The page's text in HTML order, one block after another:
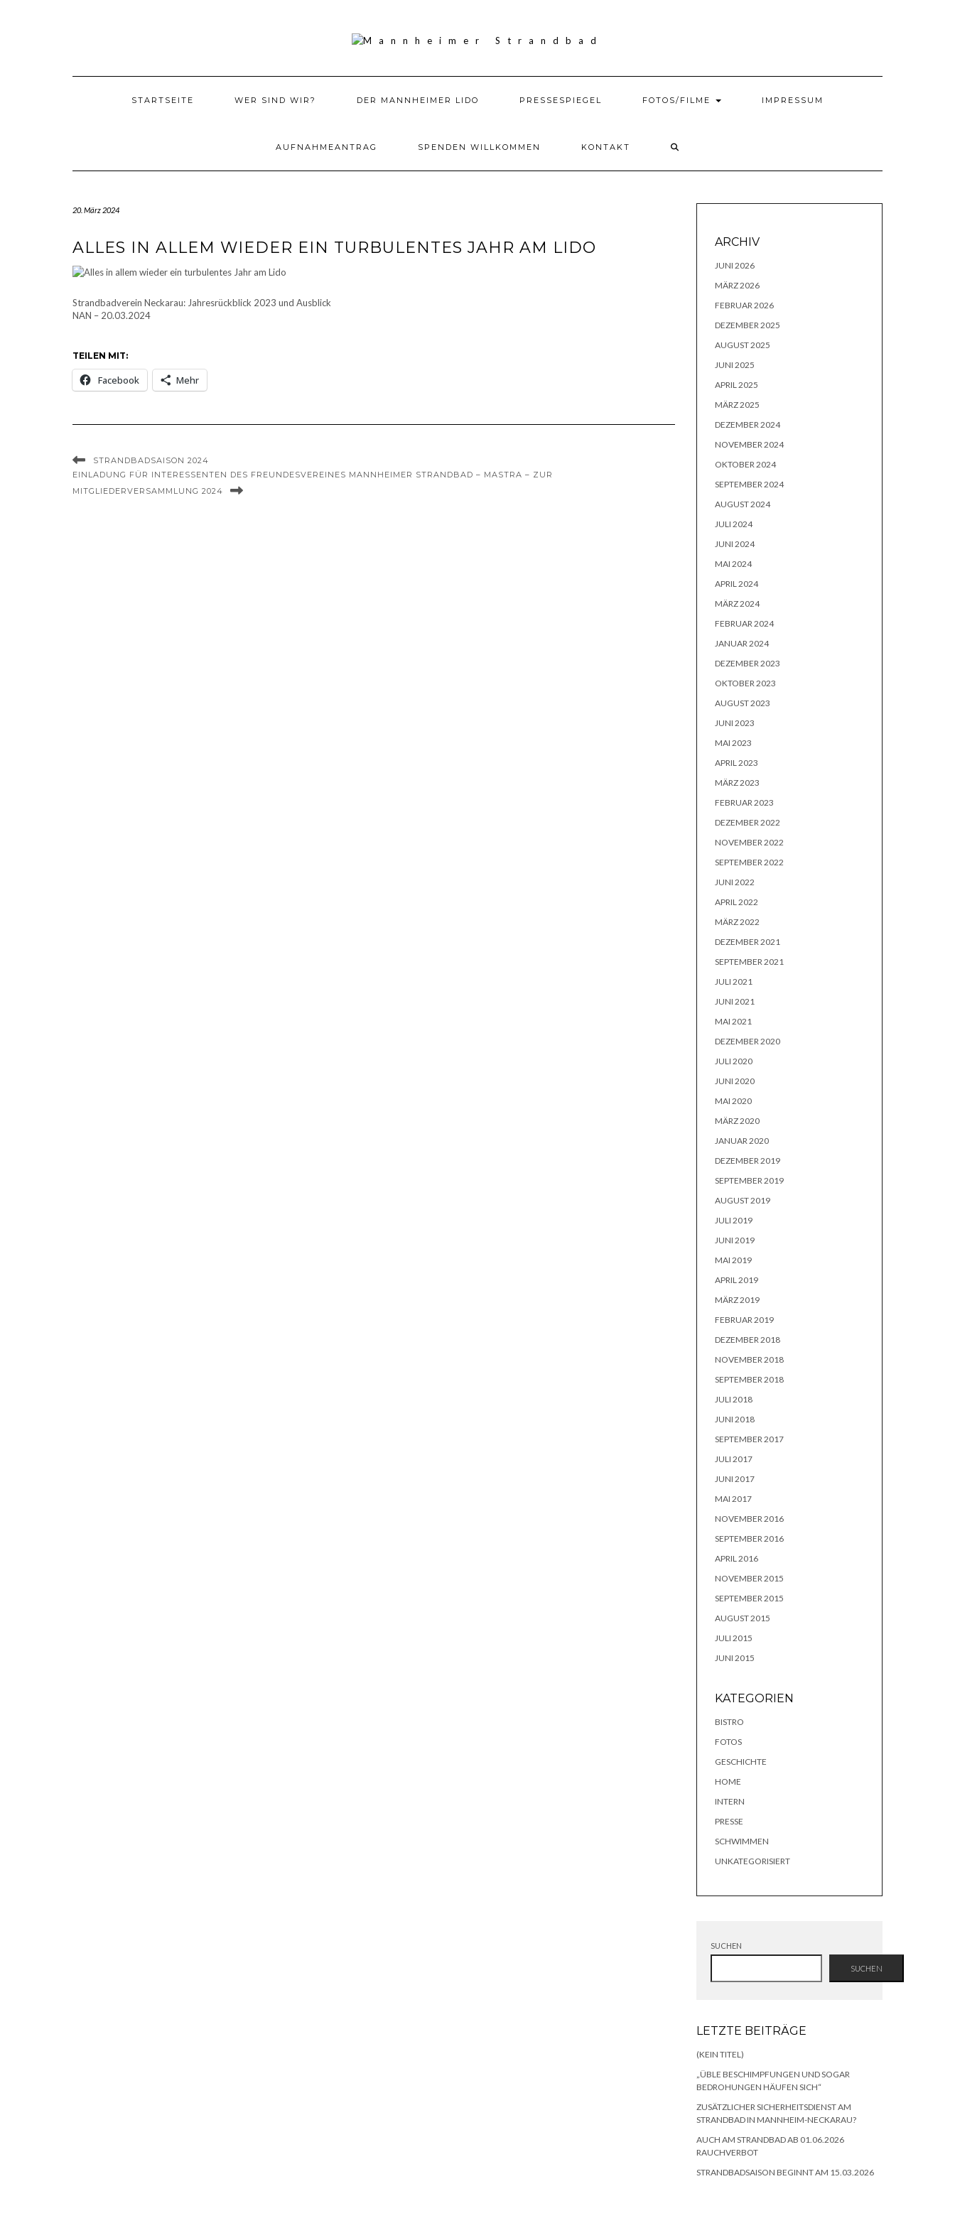
STARTSEITE WER SIND WIR? DER MANNHEIMER LIDO PRESSESPIEGEL FOTOS/FILME IMPRESSUM
AUFNAHMEANTRAG SPENDEN WILLKOMMEN KONTAKT
20. März 2024
ALLES IN ALLEM WIEDER EIN TURBULENTES JAHR AM LIDO
Strandbadverein Neckarau: Jahresrückblick 2023 und Ausblick
NAN – 20.03.2024
TEILEN MIT:
Facebook Mehr
STRANDBADSAISON 2024
EINLADUNG FÜR INTERESSENTEN DES FREUNDESVEREINES MANNHEIMER STRANDBAD – MASTRA – ZUR
MITGLIEDERVERSAMMLUNG 2024
ARCHIV
JUNI 2026
MÄRZ 2026
FEBRUAR 2026
DEZEMBER 2025
AUGUST 2025
JUNI 2025
APRIL 2025
MÄRZ 2025
DEZEMBER 2024
NOVEMBER 2024
OKTOBER 2024
SEPTEMBER 2024
AUGUST 2024
JULI 2024
JUNI 2024
MAI 2024
APRIL 2024
MÄRZ 2024
FEBRUAR 2024
JANUAR 2024
DEZEMBER 2023
OKTOBER 2023
AUGUST 2023
JUNI 2023
MAI 2023
APRIL 2023
MÄRZ 2023
FEBRUAR 2023
DEZEMBER 2022
NOVEMBER 2022
SEPTEMBER 2022
JUNI 2022
APRIL 2022
MÄRZ 2022
DEZEMBER 2021
SEPTEMBER 2021
JULI 2021
JUNI 2021
MAI 2021
DEZEMBER 2020
JULI 2020
JUNI 2020
MAI 2020
MÄRZ 2020
JANUAR 2020
DEZEMBER 2019
SEPTEMBER 2019
AUGUST 2019
JULI 2019
JUNI 2019
MAI 2019
APRIL 2019
MÄRZ 2019
FEBRUAR 2019
DEZEMBER 2018
NOVEMBER 2018
SEPTEMBER 2018
JULI 2018
JUNI 2018
SEPTEMBER 2017
JULI 2017
JUNI 2017
MAI 2017
NOVEMBER 2016
SEPTEMBER 2016
APRIL 2016
NOVEMBER 2015
SEPTEMBER 2015
AUGUST 2015
JULI 2015
JUNI 2015
KATEGORIEN
BISTRO
FOTOS
GESCHICHTE
HOME
INTERN
PRESSE
SCHWIMMEN
UNKATEGORISIERT
SUCHEN
SUCHEN
LETZTE BEITRÄGE
(KEIN TITEL)
„ÜBLE BESCHIMPFUNGEN UND SOGAR
BEDROHUNGEN HÄUFEN SICH“
ZUSÄTZLICHER SICHERHEITSDIENST AM
STRANDBAD IN MANNHEIM-NECKARAU?
AUCH AM STRANDBAD AB 01.06.2026
RAUCHVERBOT
STRANDBADSAISON BEGINNT AM 15.03.2026